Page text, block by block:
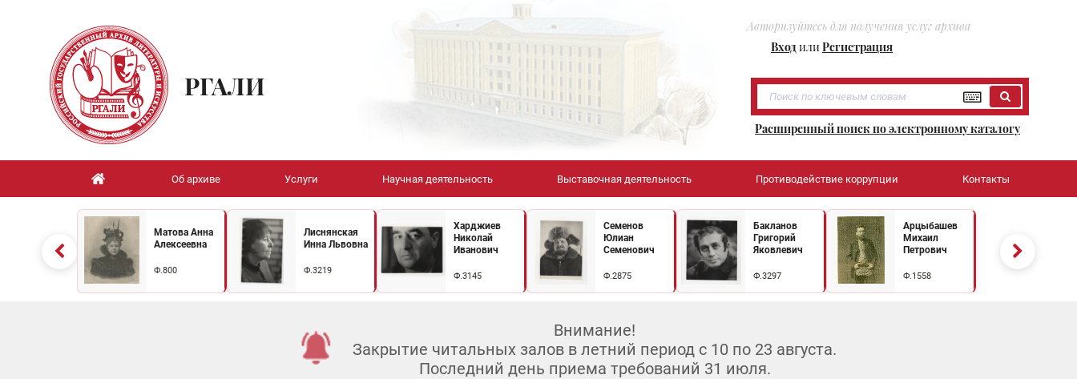
Авторизуйтесь для получения услуг архива
ВходилиРегистрация
РГАЛИ
Расширенный поиск по электронному каталогу
Об архиве Услуги Научная деятельность Выставочная деятельность Противодействие коррупции Контакты
Матова Анна
Алексеевна
Ф.800
Лиснянская
Инна Львовна
Ф.3219
Харджиев
Николай
Иванович
Ф.3145
Семенов
Юлиан
Семенович
Ф.2875
Бакланов
Григорий
Яковлевич
Ф.3297
Арцыбашев
Михаил
Петрович
Ф.1558
Внимание!
Закрытие читальных залов в летний период с 10 по 23 августа.
Последний день приема требований 31 июля.